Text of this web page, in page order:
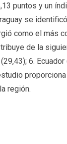
puntos y un
se
como el más
de la
6.
región.